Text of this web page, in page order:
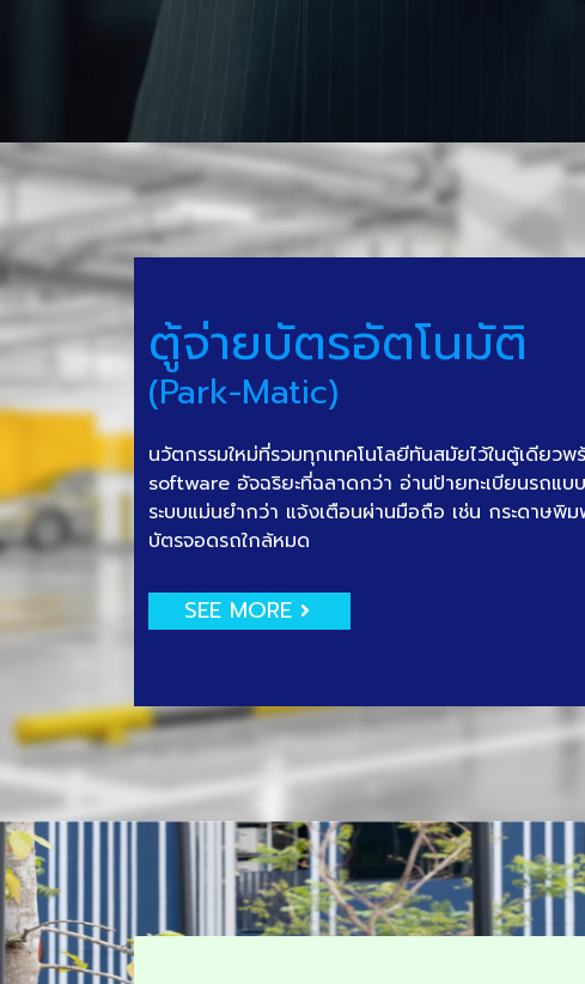
ตู้จ่ายบัตรอัตโนมัติ
(Park-Matic)
นวัตกรรมใหม่ที่รวมทุกเทคโนโลยีทันสมัยไว้ในตู้เดียวพ
software อัจฉริยะที่ฉลาดกว่า อ่านป้ายทะเบียนรถแบ
ระบบแม่นยำกว่า แจ้งเตือนผ่านมือถือ เช่น กระดาษพิ
บัตรจอดรถใกล้หมด
SEE MORE